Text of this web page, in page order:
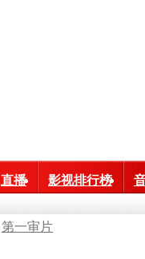
直播 影视排行榜
第一审片